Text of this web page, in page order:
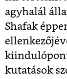
agyhalál
Shafak
kutatások